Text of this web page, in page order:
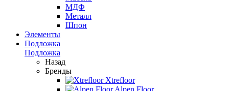
МДФ
Металл
Шпон
Элементы
Подложка
Подложка
Назад
Бренды
Xtrefloor
Alpen Floor